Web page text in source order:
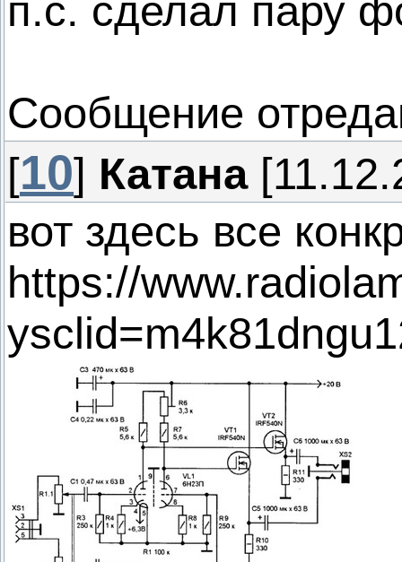
п.с. сделал пару
Сообщение
[10] Катана
вот здесь все
https://